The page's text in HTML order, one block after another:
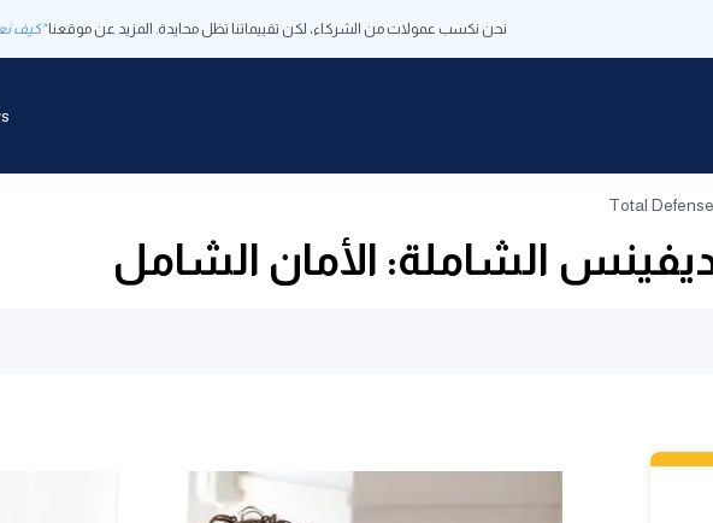
نحن نكسب عمولات من الشركاء، لكن تقييماتنا تظل محايدة. المزيد عن موقعنا"كيف
Total Defense
الشاملة: الأمان الشامل